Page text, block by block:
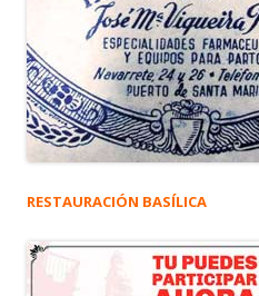
RESTAURACIÓN BASÍLICA